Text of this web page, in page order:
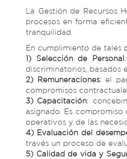
La Gestión de Recursos
procesos en forma
tranquilidad.
En cumplimiento de tales
1) Selección de Personal
discriminatorios, basados
2) Remuneraciones: el
compromisos
3) Capacitación:
asignado. Es
operativos y de las
4) Evaluación del
través un proceso de
5) Calidad de vida y